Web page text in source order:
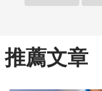
推薦文章